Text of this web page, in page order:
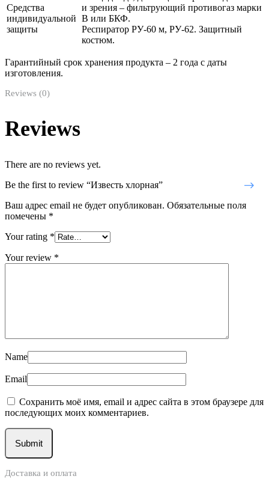
Средства
индивидуальной
защиты
и зрения – фильтрующий противогаз марки
В или БКФ.
Респиратор РУ-60 м, РУ-62. Защитный
костюм.
Гарантийный срок хранения продукта – 2 года с даты
изготовления.
Reviews (0)
Reviews
There are no reviews yet.
Be the first to review “Известь хлорная”
Ваш адрес email не будет опубликован. Обязательные поля
помечены *
Your rating *
Your review *
Name
Email
Сохранить моё имя, email и адрес сайта в этом браузере для
последующих моих комментариев.
Доставка и оплата